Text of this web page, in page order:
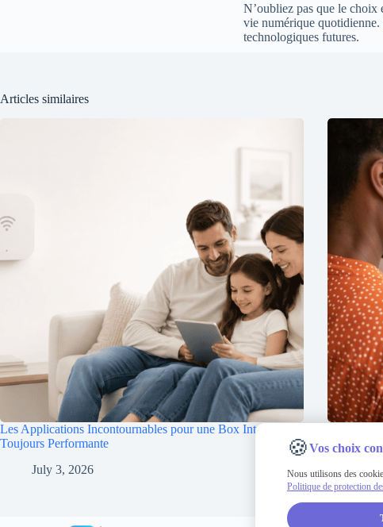
🍪Vos choix
Nous utilisons des
Politique de protection
N’oubliez pas que le choix
vie numérique
technologiques futures.
Articles similaires
Les Applications Incontournables pour une Box Internet
Toujours Performante
July 3, 2026
Toujours